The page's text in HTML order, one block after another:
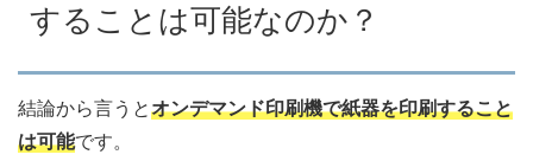
することは可能なのか？
結論から言うとオンデマンド印刷機で紙器を印刷すること
は可能です。